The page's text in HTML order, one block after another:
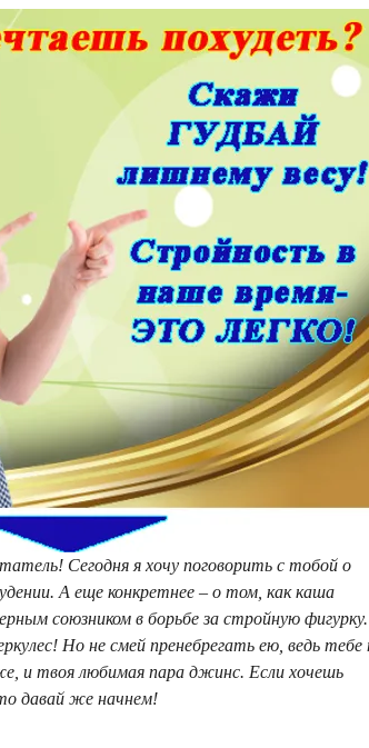
Сегодня я хочу поговорить с тобой о
А еще конкретнее – о том, как каша
союзником в борьбе за стройную фигурку.
Но не смей пренебрегать ею, ведь тебе
и твоя любимая пара джинс. Если хочешь
давай же начнем!